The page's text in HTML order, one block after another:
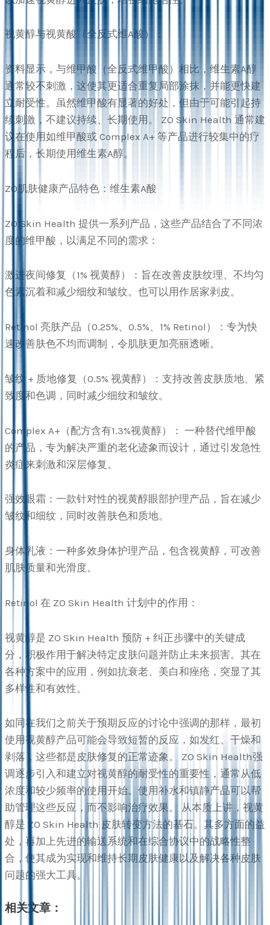
视黄醇与视黄酸（全反式维A酸）：
资料显示，与维甲酸（全反式维甲酸）相比，维生素A醇
通常较不刺激，这使其更适合重复局部涂抹，并能更快建
立耐受性。虽然维甲酸有显著的好处，但由于可能引起持
续刺激，不建议持续、长期使用。 ZO Skin Health 通常建
议在使用如维甲酸或 Complex A+ 等产品进行较集中的疗
程后，长期使用维生素A醇。
ZO肌肤健康产品特色：维生素A酸
ZO Skin Health 提供一系列产品，这些产品结合了不同浓
度的维甲酸，以满足不同的需求：
激进夜间修复（1% 视黄醇）：旨在改善皮肤纹理、不均匀
色素沉着和减少细纹和皱纹。也可以用作居家剥皮。
Retinol 亮肤产品（0.25%、0.5%、1% Retinol）：专为快
速改善肤色不均而调制，令肌肤更加亮丽透晰。
皱纹 + 质地修复（0.5% 视黄醇）：支持改善皮肤质地、紧
致度和色调，同时减少细纹和皱纹。
Complex A+（配方含有1.3%视黄醇）： 一种替代维甲酸
的产品，专为解决严重的老化迹象而设计，通过引发急性
炎症来刺激和深层修复。
强效眼霜：一款针对性的视黄醇眼部护理产品，旨在减少
皱纹和细纹，同时改善肤色和质地。
身体乳液：一种多效身体护理产品，包含视黄醇，可改善
肌肤质量和光滑度。
Retinol 在 ZO Skin Health 计划中的作用：
视黄醇是 ZO Skin Health 预防 + 纠正步骤中的关键成
分，积极作用于解决特定皮肤问题并防止未来损害。其在
各种方案中的应用，例如抗衰老、美白和痤疮，突显了其
多样性和有效性。
如同在我们之前关于预期反应的讨论中强调的那样，最初
使用视黄醇产品可能会导致短暂的反应，如发红、干燥和
剥落，这些都是皮肤修复的正常迹象。 ZO Skin Health强
调逐步引入和建立对视黄醇的耐受性的重要性，通常从低
浓度和较少频率的使用开始。使用补水和镇静产品可以帮
助管理这些反应，而不影响治疗效果。 从本质上讲，视黄
醇是 ZO Skin Health 皮肤转变方法的基石。其多方面的益
处，再加上先进的输送系统和在综合协议中的战略性整
合，使其成为实现和维持长期皮肤健康以及解决各种皮肤
问题的强大工具。
相关文章：